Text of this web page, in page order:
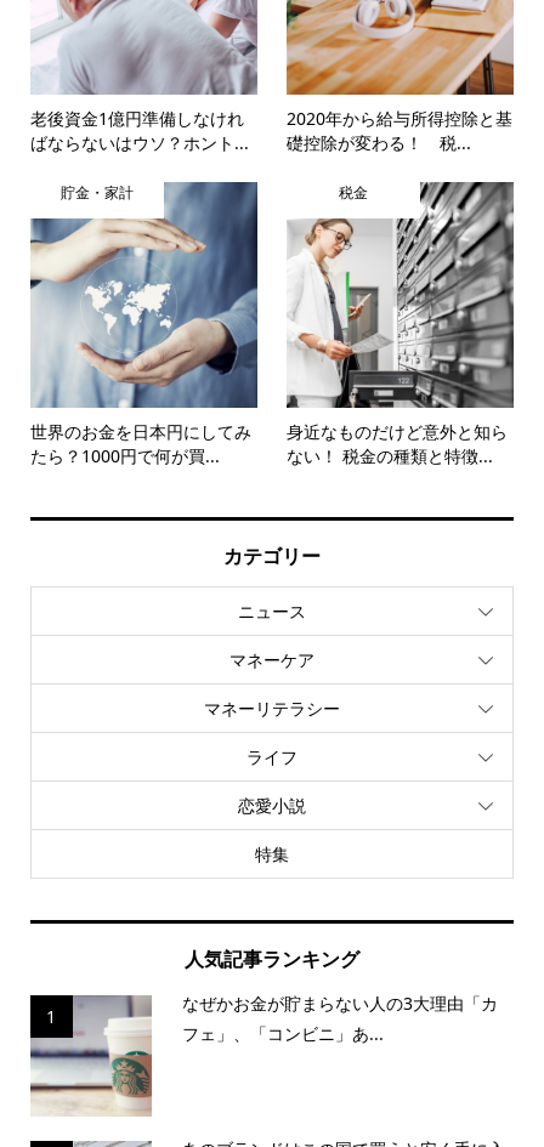
老後資金1億円準備しなけれ
ばならないはウソ？ホント...
2020年から給与所得控除と基
礎控除が変わる！ 税...
貯金・家計
世界のお金を日本円にしてみ
たら？1000円で何が買...
税金
身近なものだけど意外と知ら
ない！ 税金の種類と特徴...
カテゴリー
ニュース
マネーケア
マネーリテラシー
ライフ
恋愛小説
特集
人気記事ランキング
1
なぜかお金が貯まらない人の3大理由「カ
フェ」、「コンビニ」あ...